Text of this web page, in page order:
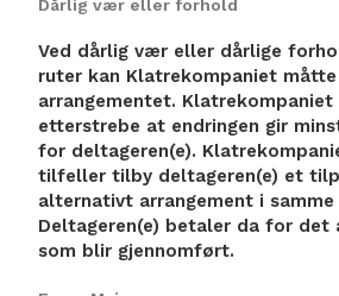
Dårlig vær eller forhold
Ved dårlig vær eller dårlige
ruter kan Klatrekompaniet måtte
arrangementet.
etterstrebe at endringen gir
for deltageren(e).
tilfeller tilby deltageren(e) et
alternativt arrangement i
Deltageren(e) betaler da for det
som blir gjennomført.